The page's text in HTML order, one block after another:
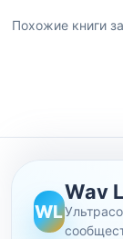
Похожие книги
WL
Wav